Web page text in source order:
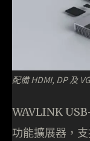
配備 HDMI, DP 及
WAVLINK
功能擴展器，